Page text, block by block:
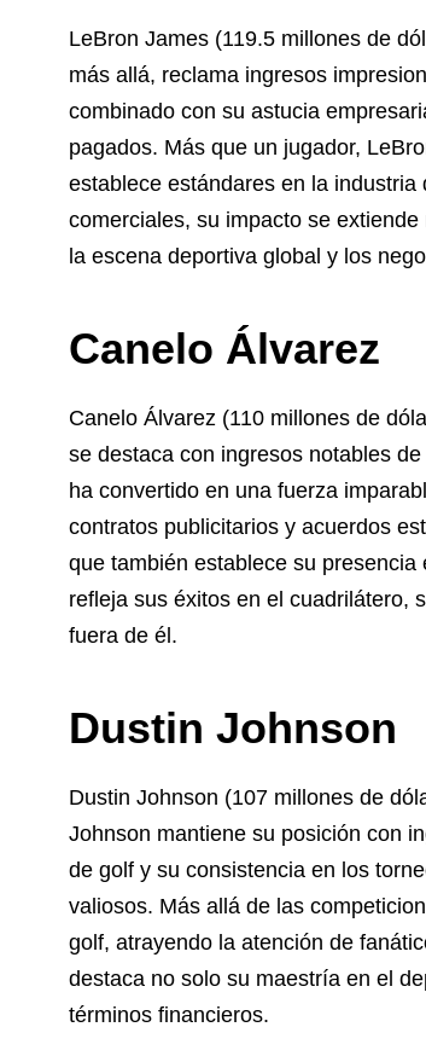
LeBron James (119.5 millones de
más allá, reclama ingresos
combinado con su astucia
pagados. Más que un jugador,
establece estándares en la
comerciales, su impacto se
la escena deportiva global y los
Canelo Álvarez
Canelo Álvarez (110 millones de
se destaca con ingresos notables de
ha convertido en una fuerza
contratos publicitarios y acuerdos
que también establece su
refleja sus éxitos en el cuadrilátero,
fuera de él.
Dustin Johnson
Dustin Johnson (107 millones de
Johnson mantiene su posición con
de golf y su consistencia en los
valiosos. Más allá de las
golf, atrayendo la atención de
destaca no solo su maestría en el
términos financieros.